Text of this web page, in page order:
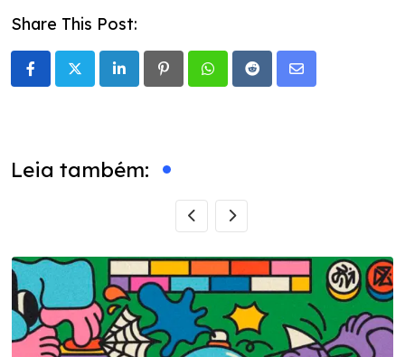
Share This Post:
LinkedIn PinterestWhatsappRedditShare
Leia também: